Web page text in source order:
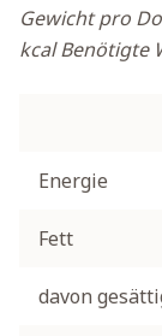
Gewicht pro
kcalBenötigte
Energie
Fett
davon